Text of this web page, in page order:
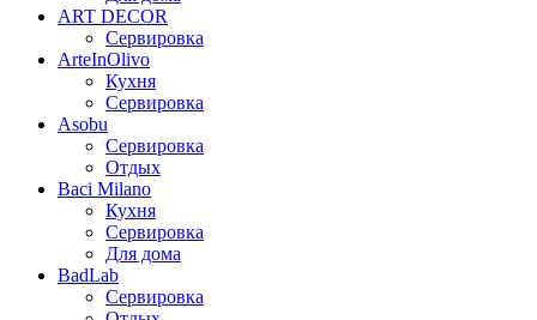
ART DECOR
Сервировка
ArteInOlivo
Кухня
Сервировка
Asobu
Сервировка
Отдых
Baci Milano
Кухня
Сервировка
Для дома
BadLab
Сервировка